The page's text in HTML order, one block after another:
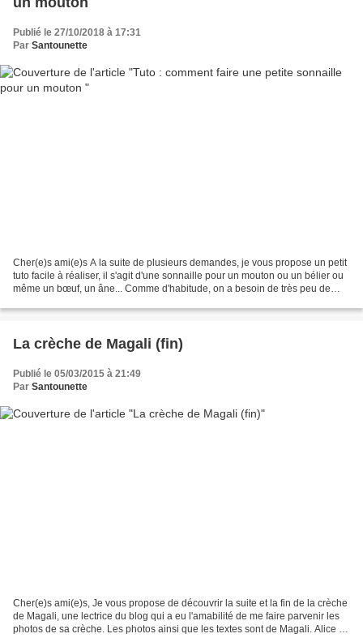
Publié le 27/10/2018 à 17:31
Par Santounette
Cher(e)s ami(e)s A la suite de plusieurs demandes, je vous propose un petit
tuto facile à réaliser, il s'agit d'une sonnaille pour un mouton ou un bélier ou
même un bœuf, un âne... Comme d'habitude, on a besoin de très peu de
La crèche de Magali (fin)
Publié le 05/03/2015 à 21:49
Par Santounette
Cher(e)s ami(e)s, Je vous propose de découvrir la suite et la fin de la crèche
de Magali, une lectrice du blog qui a eu l'amabilité de me faire parvenir les
photos de sa crèche. Les photos ainsi que les textes sont de Magali. Alice «